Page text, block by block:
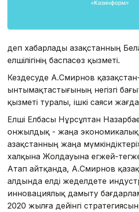
деп хабарлады Қазақстанның
елшілігінің баспасөз қызметі.
Кездесуде А.Смирнов
ынтымақтастығының негізгі
қызметі туралы, ішкі саяси
Елші Елбасы Нұрсұлтан
онжылдық - жаңа
Қазақстанның жаңа
халқына Жолдауына егжей-
Атап айтқанда, А.Смирнов
алдында елді жеделдете
инновациялық дамыту
2020 жылға дейінгі